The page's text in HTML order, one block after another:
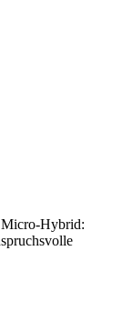
Micro-Hybrid: